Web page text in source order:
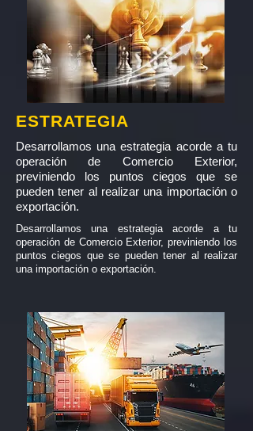
ESTRATEGIA
Desarrollamos una estrategia acorde a tu
operación de Comercio Exterior,
previniendo los puntos ciegos que se
pueden tener al realizar una importación o
exportación.
Desarrollamos una estrategia acorde a tu
operación de Comercio Exterior, previniendo los
puntos ciegos que se pueden tener al realizar
una importación o exportación.